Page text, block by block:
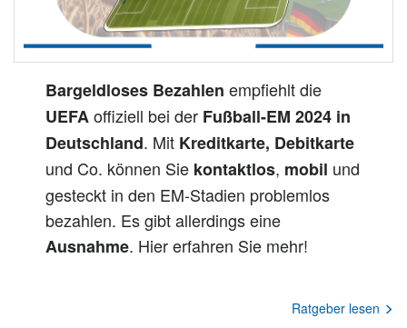
Bargeldloses Bezahlen empfiehlt die
UEFAoffiziell bei der Fußball-EM 2024 in
Deutschland. Mit Kreditkarte, Debitkarte
und Co. können Sie kontaktlos, mobil und
gesteckt in den EM-Stadien problemlos
bezahlen. Es gibt allerdings eine
Ausnahme. Hier erfahren Sie mehr!
Ratgeber lesen